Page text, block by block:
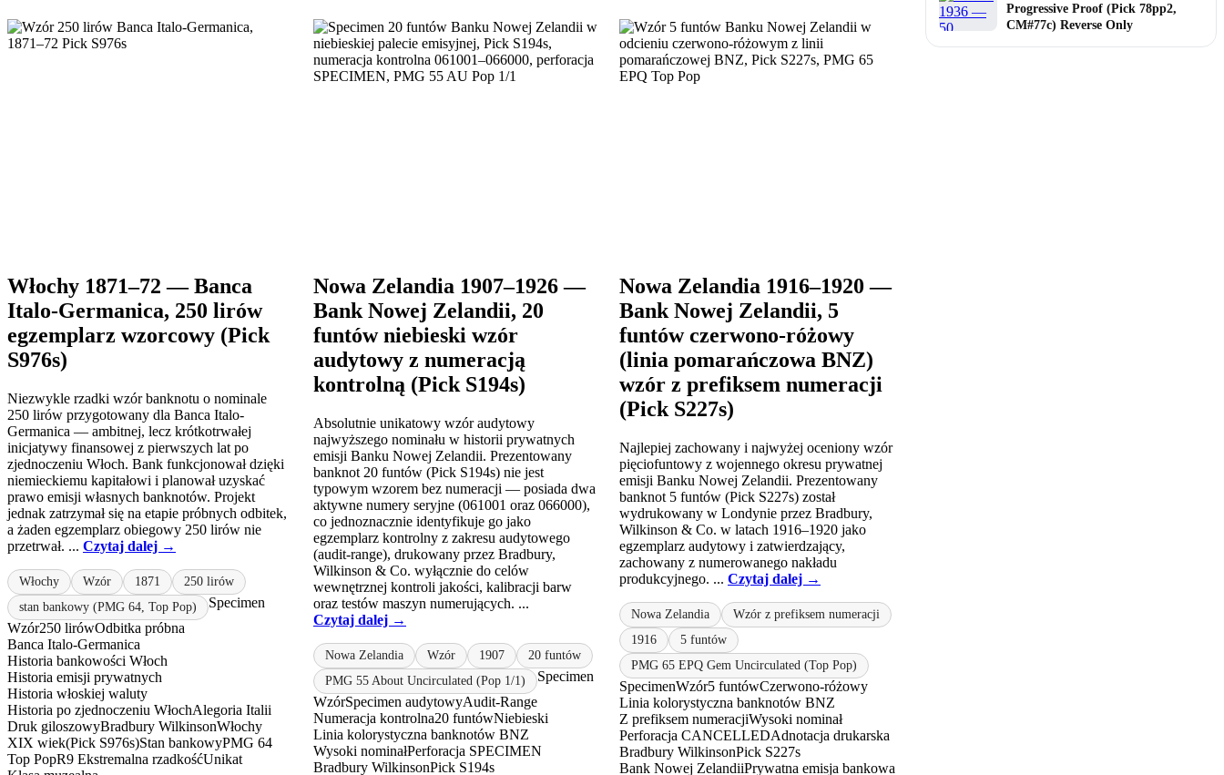
Włochy 1871–72 — Banca
Italo-Germanica, 250 lirów
egzemplarz wzorcowy (Pick
S976s)
Niezwykle rzadki wzór banknotu o nominale
250 lirów przygotowany dla Banca Italo-
Germanica — ambitnej, lecz krótkotrwałej
inicjatywy finansowej z pierwszych lat po
zjednoczeniu Włoch. Bank funkcjonował dzięki
niemieckiemu kapitałowi i planował uzyskać
prawo emisji własnych banknotów. Projekt
jednak zatrzymał się na etapie próbnych odbitek,
a żaden egzemplarz obiegowy 250 lirów nie
przetrwał. ... Czytaj dalej →
Włochy Wzór 1871
250 lirów
stan bankowy (PMG 64, Top Pop)
Specimen
Wzór250 lirówOdbitka próbna
Banca Italo-Germanica
Historia bankowości Włoch
Historia emisji prywatnych
Historia włoskiej waluty
Historia po zjednoczeniu WłochAlegoria Italii
Druk giloszowyBradbury WilkinsonWłochy
XIX wiek(Pick S976s)Stan bankowyPMG 64
Top PopR9 Ekstremalna rzadkośćUnikat
Nowa Zelandia 1907–1926 —
Bank Nowej Zelandii, 20
funtów niebieski wzór
audytowy z numeracją
kontrolną (Pick S194s)
Absolutnie unikatowy wzór audytowy
najwyższego nominału w historii prywatnych
emisji Banku Nowej Zelandii. Prezentowany
banknot 20 funtów (Pick S194s) nie jest
typowym wzorem bez numeracji — posiada dwa
aktywne numery seryjne (061001 oraz 066000),
co jednoznacznie identyfikuje go jako
egzemplarz kontrolny z zakresu audytowego
(audit-range), drukowany przez Bradbury,
Wilkinson & Co. wyłącznie do celów
wewnętrznej kontroli jakości, kalibracji barw
oraz testów maszyn numerujących. ...
Czytaj dalej →
Nowa Zelandia Wzór 1907
20 funtów
PMG 55 About Uncirculated (Pop 1/1)
Specimen
WzórSpecimen audytowyAudit-Range
Numeracja kontrolna20 funtówNiebieski
Linia kolorystyczna banknotów BNZ
Wysoki nominałPerforacja SPECIMEN
Bradbury WilkinsonPick S194s
Nowa Zelandia 1916–1920 —
Bank Nowej Zelandii, 5
funtów czerwono-różowy
(linia pomarańczowa BNZ)
wzór z prefiksem numeracji
(Pick S227s)
Najlepiej zachowany i najwyżej oceniony wzór
pięciofuntowy z wojennego okresu prywatnej
emisji Banku Nowej Zelandii. Prezentowany
banknot 5 funtów (Pick S227s) został
wydrukowany w Londynie przez Bradbury,
Wilkinson & Co. w latach 1916–1920 jako
egzemplarz audytowy i zatwierdzający,
zachowany z numerowanego nakładu
produkcyjnego. ... Czytaj dalej →
Nowa Zelandia
Wzór z prefiksem numeracji
1916
5 funtów
PMG 65 EPQ Gem Uncirculated (Top Pop)
SpecimenWzór5 funtówCzerwono-różowy
Linia kolorystyczna banknotów BNZ
Z prefiksem numeracjiWysoki nominał
Perforacja CANCELLEDAdnotacja drukarska
Bradbury WilkinsonPick S227s
Bank Nowej ZelandiiPrywatna emisja bankowa
Progressive Proof (Pick 78pp2,
CM#77c) Reverse Only